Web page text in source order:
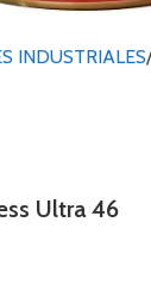
INDUSTRIALES
Ultra 46